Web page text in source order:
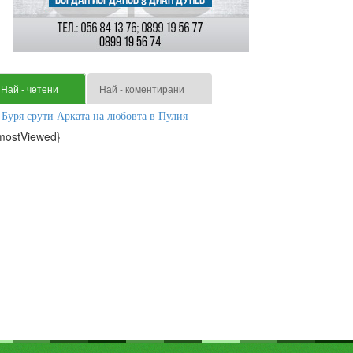
Най - четени Най - коментирани
Буря срути Арката на любовта в Пулия